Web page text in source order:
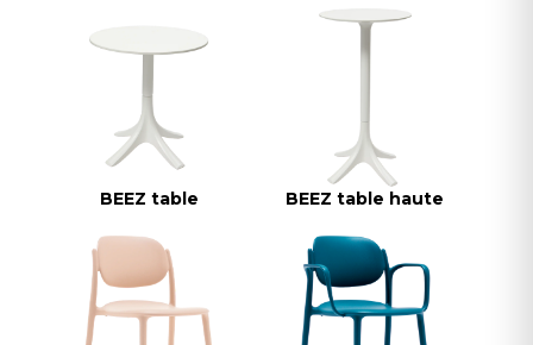
BEEZ table BEEZ table haute